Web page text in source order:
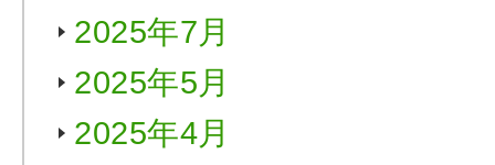
2025年7月
2025年5月
2025年4月